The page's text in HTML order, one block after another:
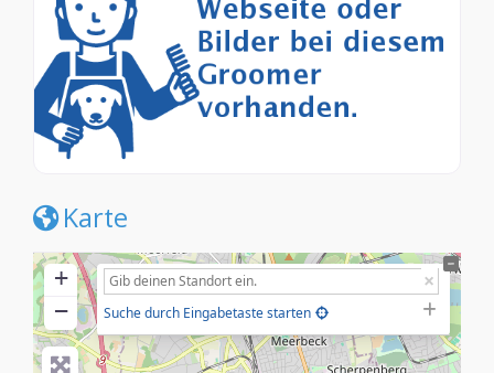
Karte
+
−
Suche durch Eingabetaste starten